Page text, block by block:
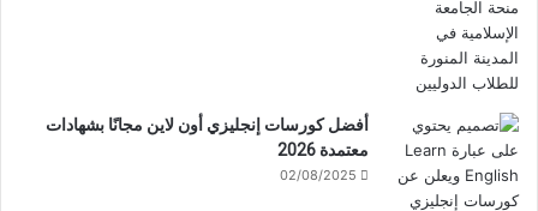
أفضل كورسات إنجليزي أون لاين مجانًا بشهادات
معتمدة 2026
02/08/2025